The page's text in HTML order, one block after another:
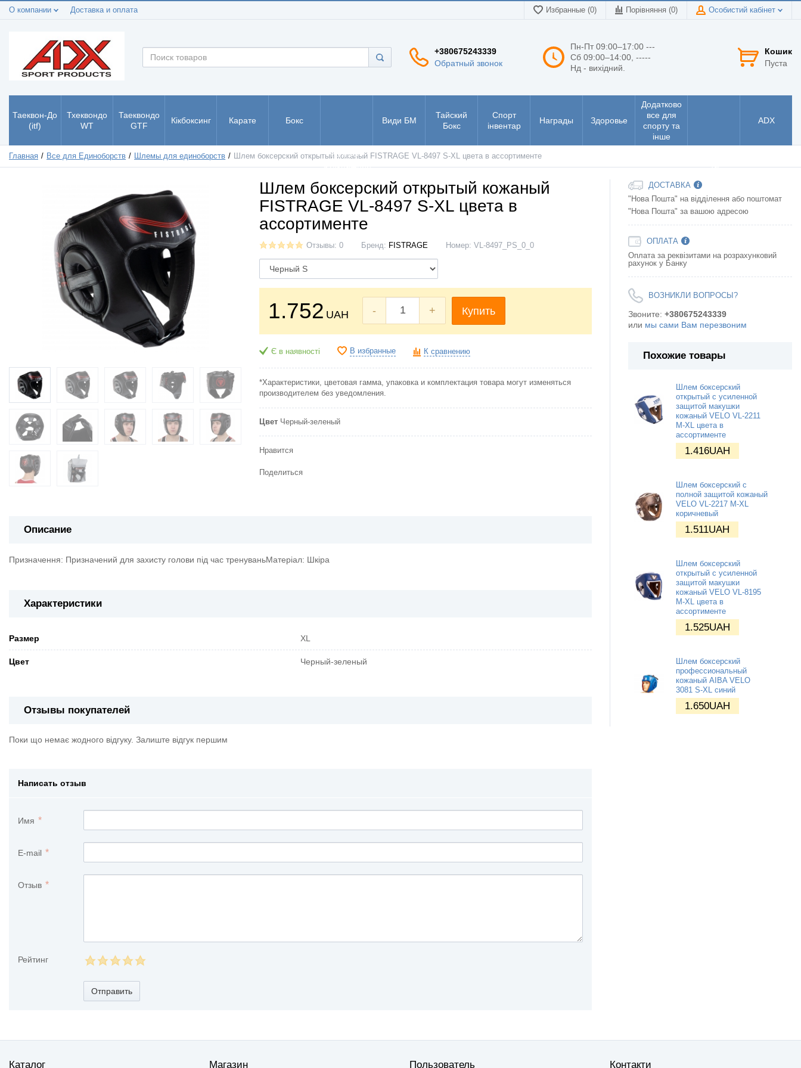
О компании Доставка и оплата Избранные (0) Порівняння (0) Особистий кабінет
+380675243339
Обратный звонок
Пн-Пт 09:00–17:00 ---
Сб 09:00–14:00, -----
Нд - вихідний.
Кошик
Пуста
Таеквон-До
(itf)
Тхеквондо
WT
Таеквондо
GTF
Кікбоксинг Карате Бокс
РУКБО -
Види БМ
Тайский
Бокс
Спорт
інвентар
Награды Здоровье
Додатково
все для
спорту та
інше
ADX
Главная Все для Единоборств Шлемы для единоборств Шлем боксерский открытый кожаный FISTRAGE VL-8497 S-XL цвета в ассортименте
Шлем боксерский открытый кожаный
FISTRAGE VL-8497 S-XL цвета в
ассортименте
Отзывы: 0 Бренд: FISTRAGE Номер: VL-8497_PS_0_0
1.752 UAH - + Купить
Є в наявності В избранные К сравнению
*Характеристики, цветовая гамма, упаковка и комплектация товара могут изменяться
производителем без уведомления.
Цвет Черный-зеленый
Нравится
Поделиться
Описание
Призначення: Призначений для захисту голови під час тренуваньМатеріал: Шкіра
Характеристики
Pазмер XL
Цвет Черный-зеленый
Отзывы покупателей
Поки що немає жодного відгуку. Залиште відгук першим
Написать отзыв
Имя
E-mail
Отзыв
Рейтинг
Отправить
ДОСТАВКА
"Нова Пошта" на відділення або поштомат
"Нова Пошта" за вашою адресою
ОПЛАТА
Оплата за реквізитами на розрахунковий
рахунок у Банку
ВОЗНИКЛИ ВОПРОСЫ?
Звоните: +380675243339
или мы сами Вам перезвоним
Похожие товары
Шлем боксерский
открытый с усиленной
защитой макушки
кожаный VELO VL-2211
M-XL цвета в
ассортименте
1.416UAH
Шлем боксерский с
полной защитой кожаный
VELO VL-2217 М-XL
коричневый
1.511UAH
Шлем боксерский
открытый с усиленной
защитой макушки
кожаный VELO VL-8195
M-XL цвета в
ассортименте
1.525UAH
Шлем боксерский
профессиональный
кожаный AIBA VELO
3081 S-XL синий
1.650UAH
Каталог Магазин Пользователь Контакти